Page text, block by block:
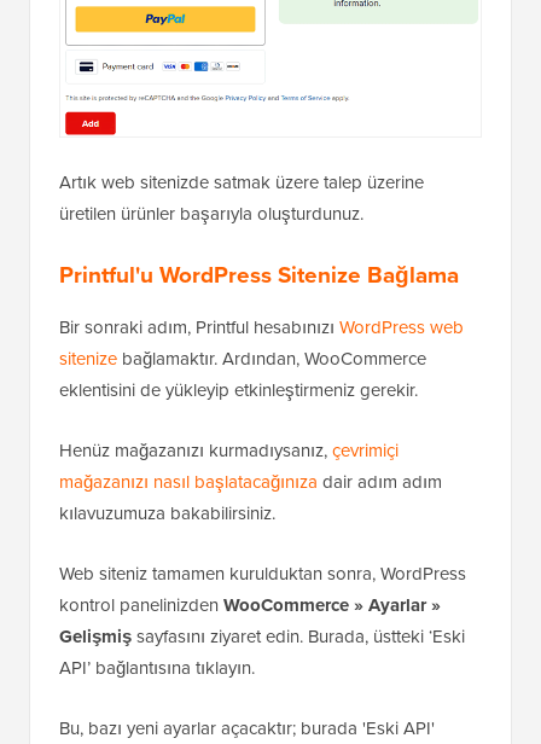
Artık web sitenizde satmak üzere talep üzerine
üretilen ürünler başarıyla oluşturdunuz.
Printful'u WordPress Sitenize Bağlama
Bir sonraki adım, Printful hesabınızı WordPress web
sitenize bağlamaktır. Ardından, WooCommerce
eklentisini de yükleyip etkinleştirmeniz gerekir.
Henüz mağazanızı kurmadıysanız,çevrimiçi
mağazanızı nasıl başlatacağınıza dair adım adım
kılavuzumuza bakabilirsiniz.
Web siteniz tamamen kurulduktan sonra, WordPress
kontrol panelinizden WooCommerce » Ayarlar »
Gelişmişsayfasını ziyaret edin. Burada, üstteki ‘Eski
API’ bağlantısına tıklayın.
Bu, bazı yeni ayarlar açacaktır; burada 'Eski API'